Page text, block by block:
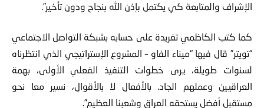
الإشراف والمتابعة كي يكتمل بإذن الله بنجاح ودون تأخير”.
كما كتب الكاظمي تغريدة على حسابه بشبكة التواصل الاجتماعي
“تويتر” قال فيها “ميناء الفاو – المشروع الإستراتيجي الذي انتظرناه
لسنوات طويلة، يرى خطوات التنفيذ الفعلي الأولى، بهمة
العراقيين وعملهم الجاد. بالأفعال لا بالأقوال، نسير معا نحو
مستقبل أفضل يستحقه العراق وشعبنا العظيم”.